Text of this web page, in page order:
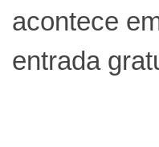
acontece
entrada